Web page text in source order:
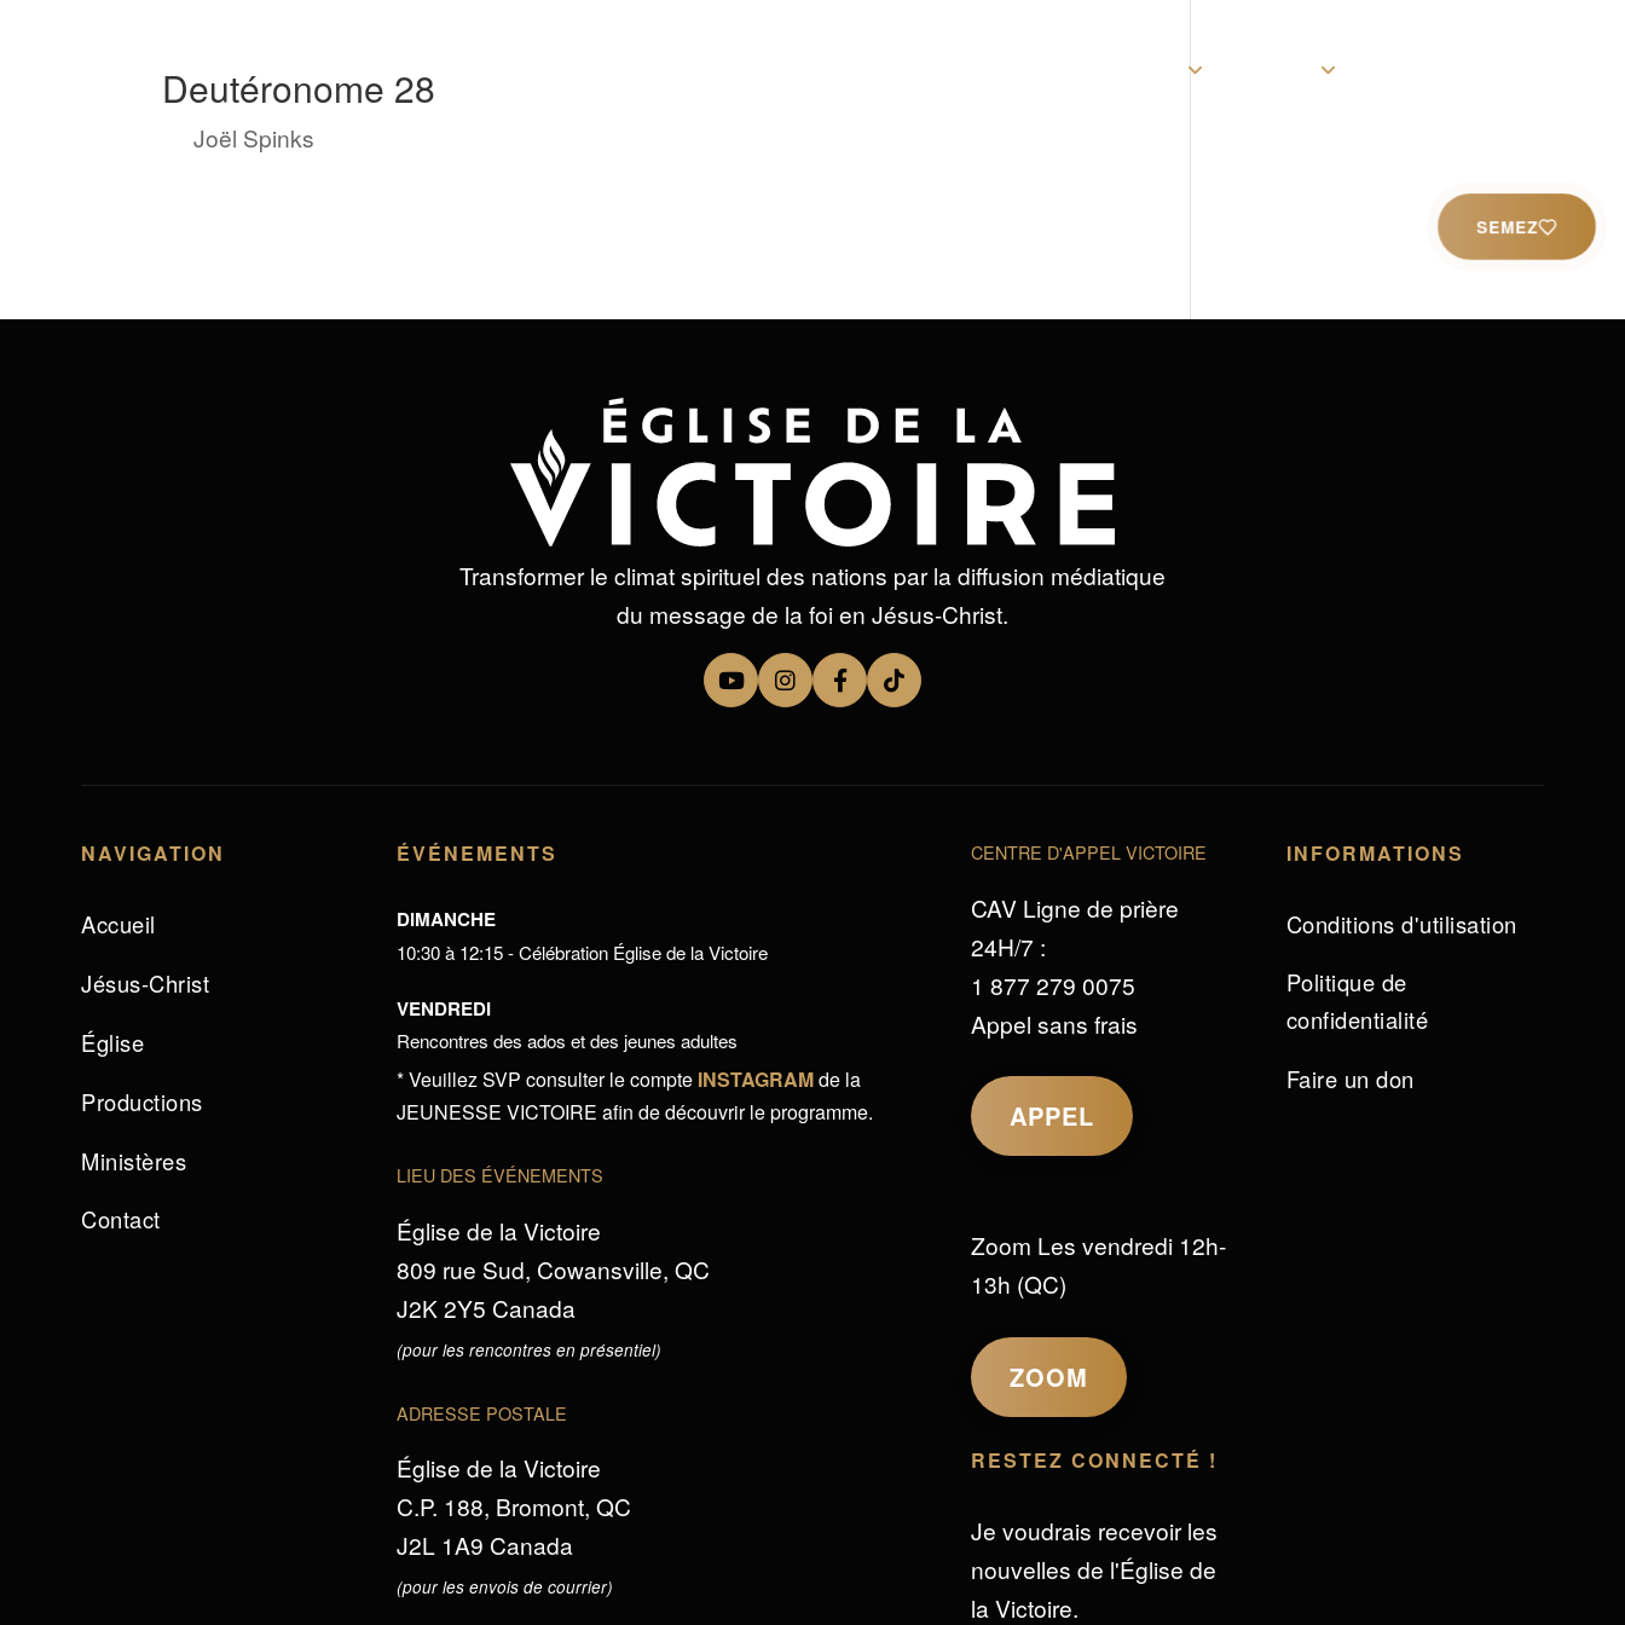
SEMEZ
Deutéronome 28
byJoël Spinks
Transformer le climat spirituel des nations par la diffusion médiatique
du message de la foi en Jésus-Christ.
NAVIGATION
Accueil
Jésus-Christ
Église
Productions
Ministères
Contact
ÉVÉNEMENTS
DIMANCHE
10:30 à 12:15 - Célébration Église de la Victoire
VENDREDI
Rencontres des ados et des jeunes adultes
* Veuillez SVP consulter le compte INSTAGRAMde la
JEUNESSE VICTOIRE afin de découvrir le programme.
LIEU DES ÉVÉNEMENTS
Église de la Victoire
809 rue Sud, Cowansville, QC
J2K 2Y5 Canada
(pour les rencontres en présentiel)
ADRESSE POSTALE
Église de la Victoire
C.P. 188, Bromont, QC
J2L 1A9 Canada
(pour les envois de courrier)
CENTRE D'APPEL VICTOIRE
CAV Ligne de prière
24H/7 :
1 877 279 0075
Appel sans frais
APPEL
Zoom Les vendredi 12h-
13h (QC)
ZOOM
RESTEZ CONNECTÉ !
Je voudrais recevoir les
nouvelles de l'Église de
la Victoire.
INFORMATIONS
Conditions d'utilisation
Politique de
confidentialité
Faire un don